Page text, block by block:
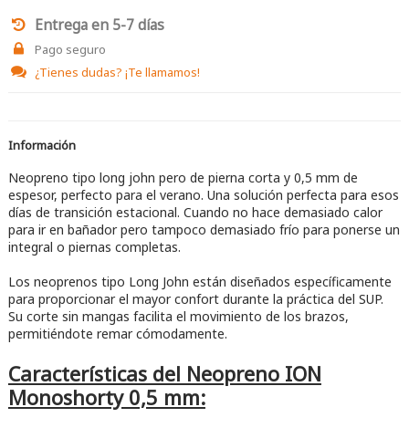
Entrega en 5-7 días
Pago seguro
¿Tienes dudas? ¡Te llamamos!
Información
Neopreno tipo long john pero de pierna corta y 0,5 mm de
espesor, perfecto para el verano. Una solución perfecta para esos
días de transición estacional. Cuando no hace demasiado calor
para ir en bañador pero tampoco demasiado frío para ponerse un
integral o piernas completas.
Los neoprenos tipo Long John están diseñados específicamente
para proporcionar el mayor confort durante la práctica del SUP.
Su corte sin mangas facilita el movimiento de los brazos,
permitiéndote remar cómodamente.
Características del Neopreno ION
Monoshorty 0,5 mm: